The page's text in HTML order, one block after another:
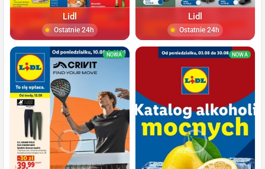
Lidl
Ostatnie 24h
Lidl
Ostatnie 24h
NOWA NOWA